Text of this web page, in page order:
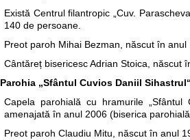
Există Centrul filantropic „Cuv.
140 de persoane.
Preot paroh Mihai Bezman, născut în anul
Cântăreț bisericesc Adrian Stoica, născut
Parohia „Sfântul Cuvios Daniil Sihastrul“
Capela parohială cu hramurile „Sfântul
amenajată în anul 2006 (biserica
Preot paroh Claudiu Mitu, născut în anul